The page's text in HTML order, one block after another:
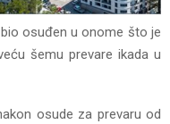
osuđen u onome što je
šemu prevare ikada u
osude za prevaru od